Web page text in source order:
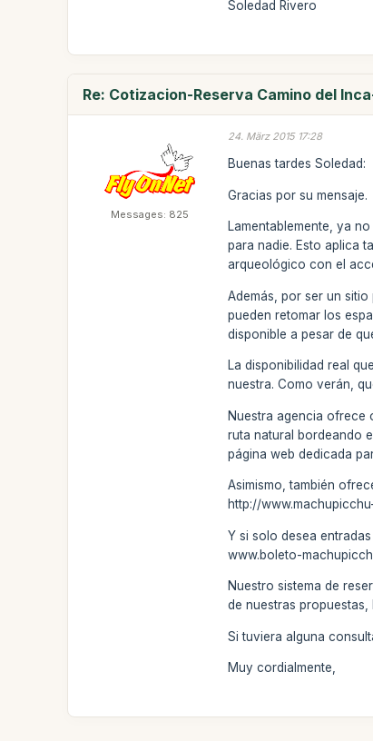
Soledad Rivero
Re: Cotizacion-Reserva Camino del
Messages: 825
24. März 2015 17:28
Buenas tardes Soledad:
Gracias por su mensaje.
Lamentablemente, ya
para nadie. Esto aplica
arqueológico con el
Además, por ser un
pueden retomar los
disponible a pesar de
La disponibilidad real
nuestra. Como verán,
Nuestra agencia ofrece
ruta natural bordeando
página web dedicada
Asimismo, también
http://
Y si solo desea
www.boleto-
Nuestro sistema de
de nuestras
Si tuviera alguna
Muy cordialmente,